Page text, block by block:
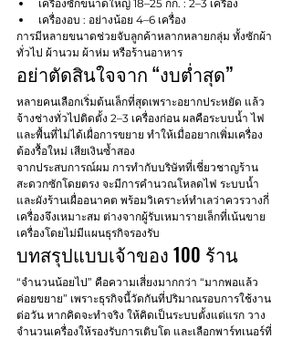
เครื่องซักขนาดใหญ่ 18–25 กก. : 2–3 เครื่อง
เครื่องอบ : อย่างน้อย 4–6 เครื่อง
การมีหลายขนาดช่วยจับลูกค้าหลากหลายกลุ่ม ทั้งซักผ้า
ทั่วไป ผ้านวม ผ้าห่ม หรือร้านอาหาร
อย่าตัดสินใจจาก “งบต่ำสุด”
หลายคนเลือกเริ่มต้นเล็กที่สุดเพราะอยากประหยัด แล้ว
จ้างช่างทั่วไปติดตั้ง 2–3 เครื่องก่อน ผลคือระบบน้ำ ไฟ
และพื้นที่ไม่ได้เผื่อการขยาย ทำให้เมื่ออยากเพิ่มเครื่อง
ต้องรื้อใหม่ เสียเงินซ้ำสอง
จากประสบการณ์ผม การทำกับบริษัทที่เชี่ยวชาญร้าน
สะดวกซักโดยตรง จะมีการคำนวณโหลดไฟ ระบบน้ำ
และผังร้านเผื่ออนาคต พร้อมวิเคราะห์ทำเลว่าควรวางกี่
เครื่องจึงเหมาะสม ต่างจากผู้รับเหมารายเล็กที่เน้นขาย
เครื่องโดยไม่มีแผนธุรกิจรองรับ
บทสรุปแบบเจ้าของ 100 ร้าน
“จำนวนน้อยไป” คือความเสี่ยงมากกว่า “มากพอแล้ว
ค่อยขยาย” เพราะธุรกิจนี้วัดกันที่ปริมาณรอบการใช้งาน
ต่อวัน หากคิดจะทำจริง ให้คิดเป็นระบบตั้งแต่แรก วาง
จำนวนเครื่องให้รองรับการเติบโต และเลือกพาร์ทเนอร์ที่